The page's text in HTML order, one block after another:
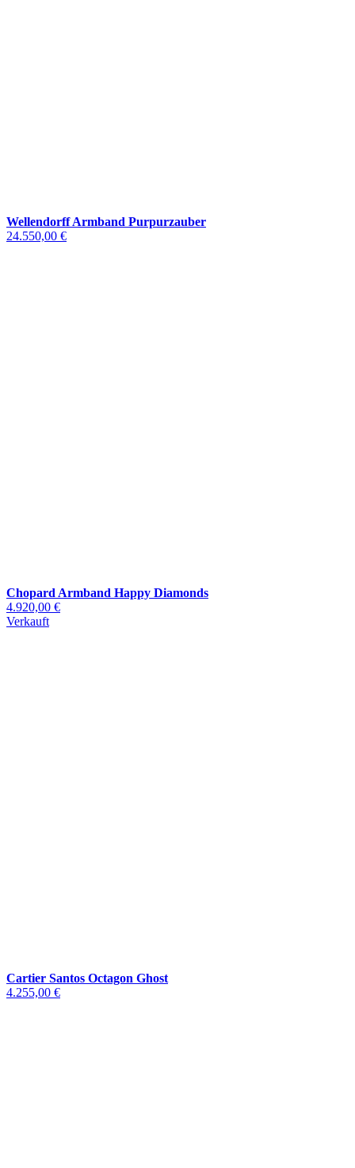
Wellendorff Armband Purpurzauber
24.550,00 €
Chopard Armband Happy Diamonds
4.920,00 €
Verkauft
Cartier Santos Octagon Ghost
4.255,00 €